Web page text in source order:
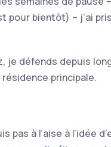
pour bientôt) – j’ai
je défends depuis
résidence principale.
pas à l’aise à l’idée